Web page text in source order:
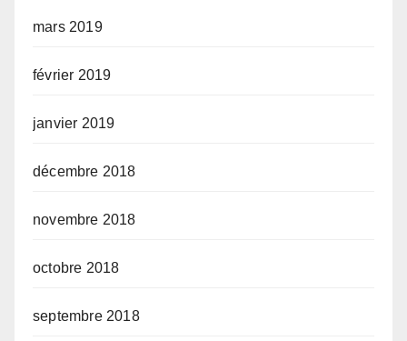
mars 2019
février 2019
janvier 2019
décembre 2018
novembre 2018
octobre 2018
septembre 2018